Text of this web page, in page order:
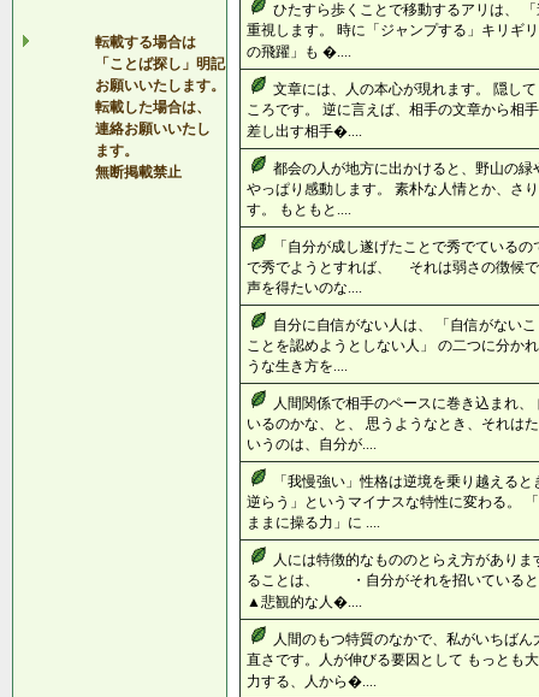
転載する場合は
「ことば探し」明記
お願いいたします。
転載した場合は、
連絡お願いいたし
ます。
無断掲載禁止
ひたすら歩くことで移動するアリは、
重視します。 時に「ジャンプする」キリギ
の飛躍」も �....
文章には、人の本心が現れます。 隠し
ころです。 逆に言えば、相手の文章から相
差し出す相手�....
都会の人が地方に出かけると、野山の
やっぱり感動します。 素朴な人情とか、さ
す。 もともと....
「自分が成し遂げたことで秀でている
で秀でようとすれば、 それは弱さの徴候
声を得たいのな....
自分に自信がない人は、 「自信がない
ことを認めようとしない人」 の二つに分か
うな生き方を....
人間関係で相手のペースに巻き込まれ
いるのかな、と、 思うようなとき、それは
いうのは、自分が....
「我慢強い」性格は逆境を乗り越える
逆らう」というマイナスな特性に変わる。
ままに操る力」に ....
人には特徴的なもののとらえ方があり
ることは、 ・自分がそれを招いている
▲悲観的な人�....
人間のもつ特質のなかで、私がいちば
直さです。人が伸びる要因として もっとも
力する、人から�....